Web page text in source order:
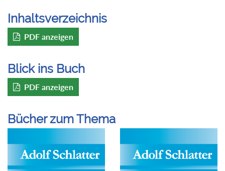
Inhaltsverzeichnis
PDF anzeigen
Blick ins Buch
PDF anzeigen
Bücher zum Thema